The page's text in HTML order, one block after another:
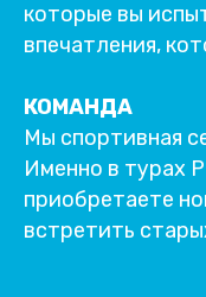
которые вы
впечатления,
КОМАНДА
Мы спортивная
Именно в турах
приобретаете
встретить